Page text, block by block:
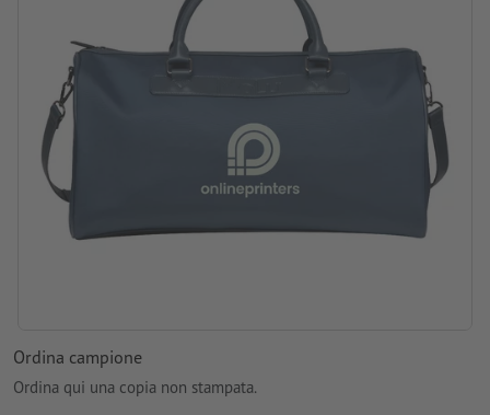
Ordina campione
Ordina qui una copia non stampata.